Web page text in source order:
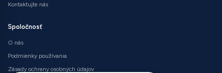
Kontaktujte nás
Spoločnosť
O nás
Podmienky používania
Zásady ochrany osobných údajov